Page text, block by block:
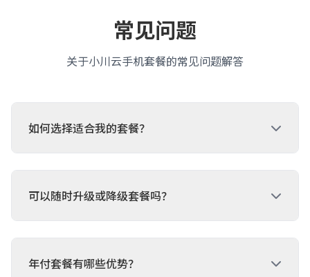
常见问题
关于小川云手机套餐的常见问题解答
如何选择适合我的套餐？
可以随时升级或降级套餐吗？
年付套餐有哪些优势？